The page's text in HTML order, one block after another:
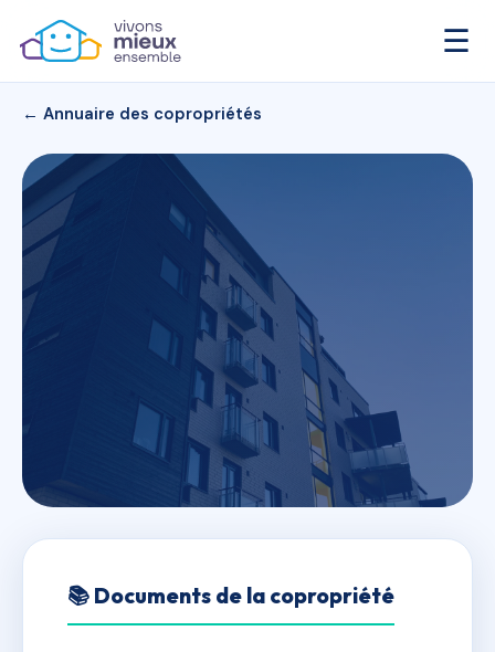
☰
← Annuaire des copropriétés
2 RUE DE LA FONTAINE
📚 Documents de la copropriété